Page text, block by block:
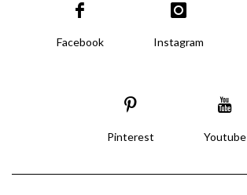
Facebook Instagram
Pinterest Youtube